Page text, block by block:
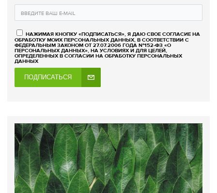
НАЖИМАЯ КНОПКУ «ПОДПИСАТЬСЯ», Я ДАЮ СВОЕ СОГЛАСИЕ НА
ОБРАБОТКУ МОИХ ПЕРСОНАЛЬНЫХ ДАННЫХ, В СООТВЕТСТВИИ С
ФЕДЕРАЛЬНЫМ ЗАКОНОМ ОТ 27.07.2006 ГОДА №152-ФЗ «О
ПЕРСОНАЛЬНЫХ ДАННЫХ», НА УСЛОВИЯХ И ДЛЯ ЦЕЛЕЙ,
ОПРЕДЕЛЕННЫХ В СОГЛАСИИ НА ОБРАБОТКУ ПЕРСОНАЛЬНЫХ
ДАННЫХ
ПОДПИСАТЬСЯ